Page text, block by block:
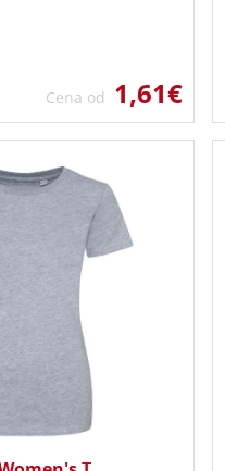
Cena od 1,61€